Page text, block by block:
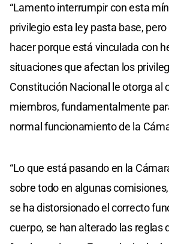
“Lamento interrumpir con esta
privilegio esta ley pasta base,
hacer porque está vinculada con
situaciones que afectan los
Constitución Nacional le otorga al
miembros, fundamentalmente
normal funcionamiento de la
“Lo que está pasando en la
sobre todo en algunas
se ha distorsionado el correcto
cuerpo, se han alterado las reglas